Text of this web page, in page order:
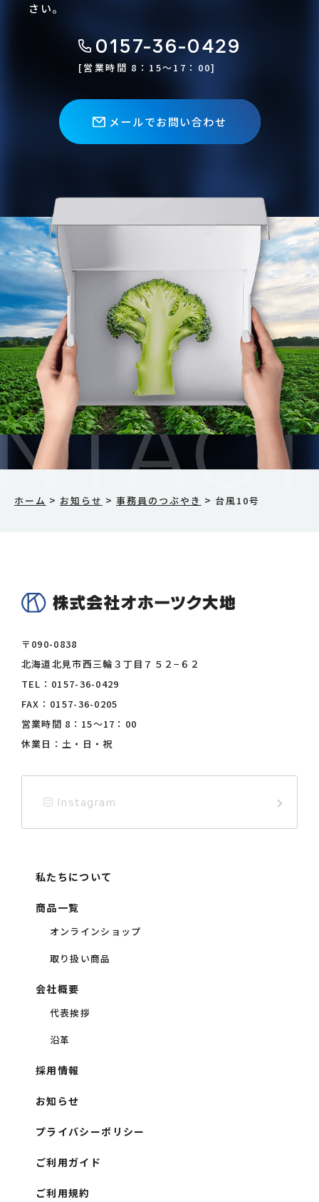
0157-36-0429
さい。
0157-36-0429
[営業時間 8：15〜17：00]
メールでお問い合わせ
ホーム > お知らせ >事務員のつぶやき > 台風10号
〒090-0838
北海道北見市西三輪３丁目７５２−６２
TEL： 0157-36-0429
FAX：0157-36-0205
営業時間 8：15〜17：00
休業日：土・日・祝
Instagram
私たちについて
商品一覧
オンラインショップ
取り扱い商品
会社概要
代表挨拶
沿革
採用情報
お知らせ
プライバシーポリシー
ご利用ガイド
ご利用規約